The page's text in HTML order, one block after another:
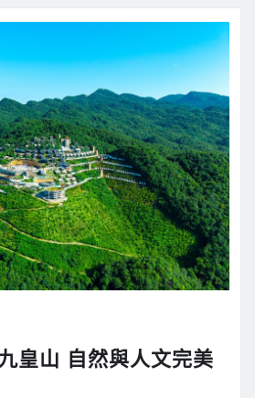
皇山 自然與人文完美